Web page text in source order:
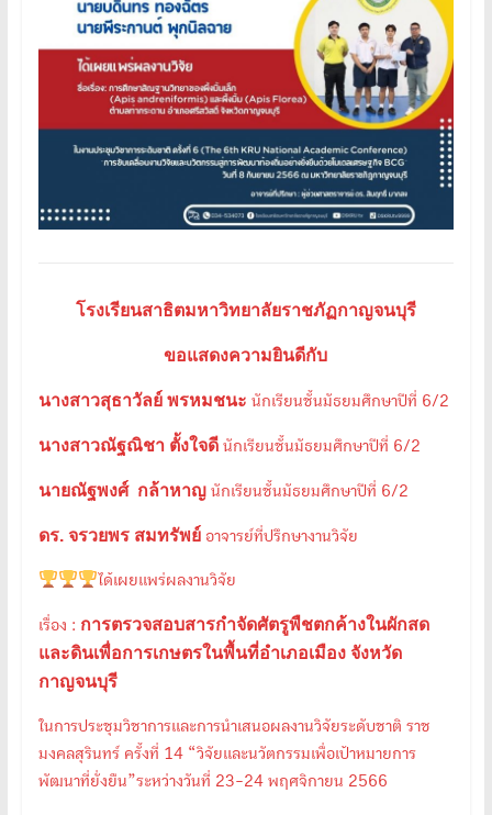
โรงเรียนสาธิตมหาวิทยาลัยราชภัฏกาญจนบุรี
ขอแสดงความยินดีกับ
นางสาวสุธาวัลย์ พรหมชนะ นักเรียนชั้นมัธยมศึกษาปีที่ 6/2
นางสาวณัฐณิชา ตั้งใจดีนักเรียนชั้นมัธยมศึกษาปีที่ 6/2
นายณัฐพงศ์ กล้าหาญนักเรียนชั้นมัธยมศึกษาปีที่ 6/2
ดร. จรวยพร สมทรัพย์อาจารย์ที่ปรึกษางานวิจัย
ได้เผยแพร่ผลงานวิจัย
เรื่อง : การตรวจสอบสารกำจัดศัตรูพืชตกค้างในผักสด
และดินเพื่อการเกษตรในพื้นที่อำเภอเมือง จังหวัด
กาญจนบุรี
ในการประชุมวิชาการและการนำเสนอผลงานวิจัยระดับชาติ ราช
มงคลสุรินทร์ ครั้งที่ 14 “วิจัยและนวัตกรรมเพื่อเป้าหมายการ
พัฒนาที่ยั่งยืน”ระหว่างวันที่ 23-24 พฤศจิกายน 2566